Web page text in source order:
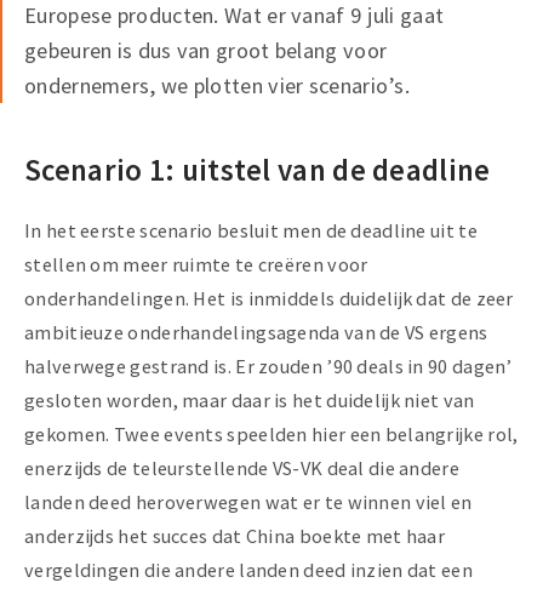
Europese producten. Wat er vanaf 9 juli gaat
gebeuren is dus van groot belang voor
ondernemers, we plotten vier scenario’s.
Scenario 1: uitstel van de deadline
In het eerste scenario besluit men de deadline uit te
stellen om meer ruimte te creëren voor
onderhandelingen. Het is inmiddels duidelijk dat de zeer
ambitieuze onderhandelingsagenda van de VS ergens
halverwege gestrand is. Er zouden ’90 deals in 90 dagen’
gesloten worden, maar daar is het duidelijk niet van
gekomen. Twee events speelden hier een belangrijke rol,
enerzijds de teleurstellende VS-VK deal die andere
landen deed heroverwegen wat er te winnen viel en
anderzijds het succes dat China boekte met haar
vergeldingen die andere landen deed inzien dat een